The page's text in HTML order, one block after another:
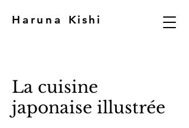
Haruna Kishi
La cuisine
japonaise illustrée